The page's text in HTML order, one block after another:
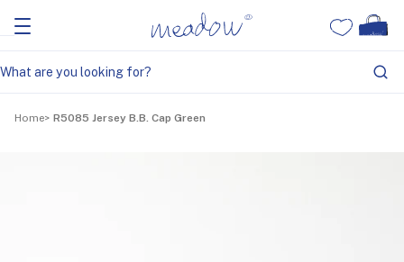
Home R5085 Jersey B.B. Cap Green